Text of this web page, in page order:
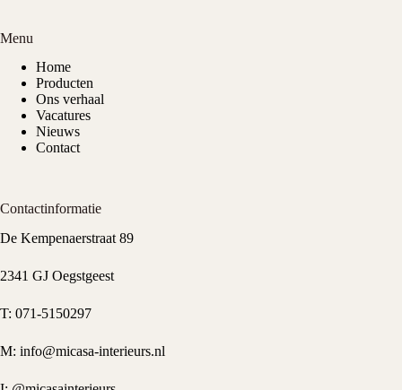
Menu
Home
Producten
Ons verhaal
Vacatures
Nieuws
Contact
Contactinformatie
De Kempenaerstraat 89
2341 GJ Oegstgeest
T: 071-5150297
M: info@micasa-interieurs.nl